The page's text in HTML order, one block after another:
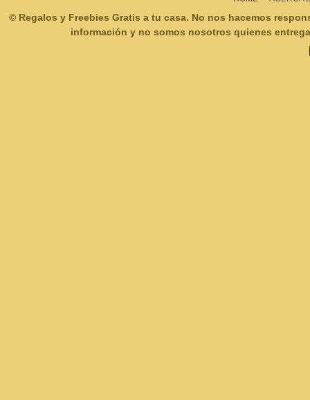
© Regalos y Freebies Gratis a tu casa. No nos hacemos
información y no somos nosotros quienes